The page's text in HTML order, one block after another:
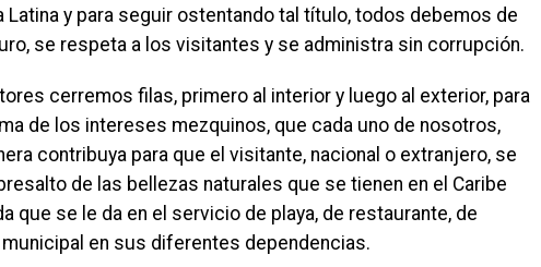
y para seguir ostentando tal título, todos debemos de
se respeta a los visitantes y se administra sin corrupción.
cerremos filas, primero al interior y luego al exterior, para
de los intereses mezquinos, que cada uno de nosotros,
contribuya para que el visitante, nacional o extranjero, se
de las bellezas naturales que se tienen en el Caribe
que se le da en el servicio de playa, de restaurante, de
en sus diferentes dependencias.